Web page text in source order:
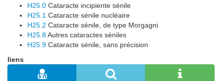
H25.0 Cataracte incipiente sénile
H25.1 Cataracte sénile nucléaire
H25.2 Cataracte sénile, de type Morgagni
H25.8Autres cataractes séniles
H25.9 Cataracte sénile, sans précision
liens